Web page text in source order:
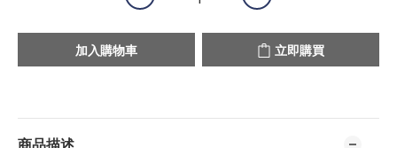
加入購物車 立即購買
商品描述